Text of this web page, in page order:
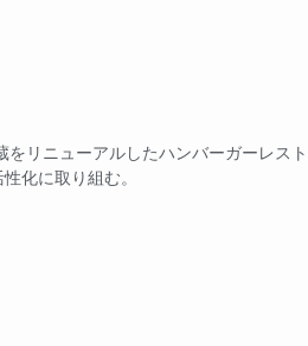
リニューアルしたハンバーガーレスト
化に取り組む。